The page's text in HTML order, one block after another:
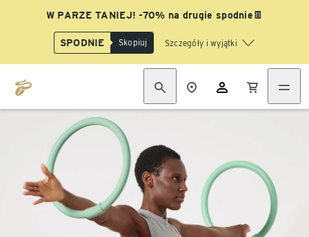
W PARZE TANIEJ! -70% na drugie spodnie👖
SPODNIE Skopiuj Szczegóły i wyjątki